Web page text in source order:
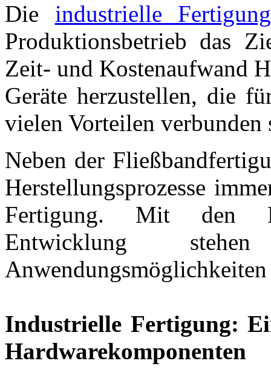
Die industrielle Fertigung
Produktionsbetrieb das
Zeit- und Kostenaufwand
Geräte herzustellen, die
vielen Vorteilen verbunden
Neben der
Herstellungsprozesse
Fertigung. Mit den
Entwicklung
Industrielle Fertigung:
Hardwarekomponenten